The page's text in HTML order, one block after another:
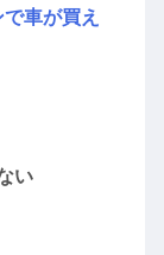
車が買え
い